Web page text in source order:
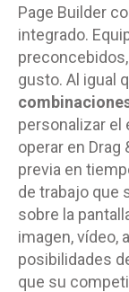
Page Builder
integrado.
gusto. Al igual
personalizar el
operar en Drag
previa en
de trabajo que
sobre la
imagen, vídeo,
posibilidades
que su